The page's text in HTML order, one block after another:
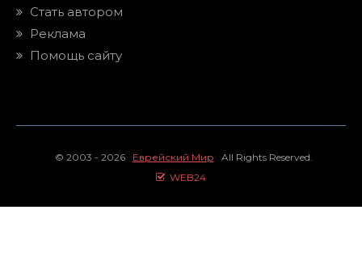
Стать автором
Реклама
Помощь сайту
© 2003 - 2026 Еврейский Мир All Rights Reserved.
WEB24